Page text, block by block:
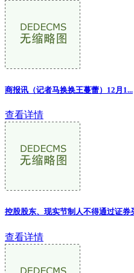
商报讯（记者马换换王蔓蕾）12月1...
查看详情
控股股东、现实节制人不得通过证券
查看详情